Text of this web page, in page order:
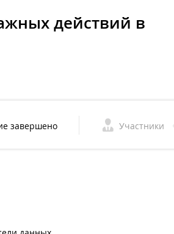
действий в
завершено Участники